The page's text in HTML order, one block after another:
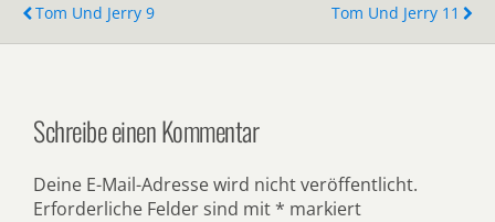
Tom Und Jerry 9
Tom Und Jerry 11
Schreibe einen Kommentar
Deine E-Mail-Adresse wird nicht veröffentlicht.
Erforderliche Felder sind mit * markiert